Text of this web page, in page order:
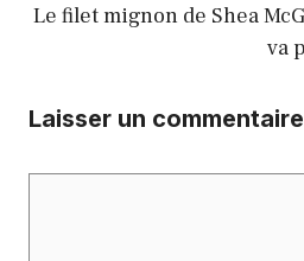
Le filet mignon de Shea
va
Laisser un commentaire